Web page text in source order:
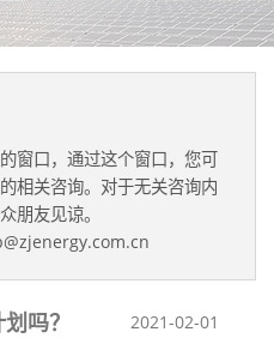
窗口，通过这个窗口，您可
相关咨询。对于无关咨询内
朋友见谅。
吗？ 2021-02-01